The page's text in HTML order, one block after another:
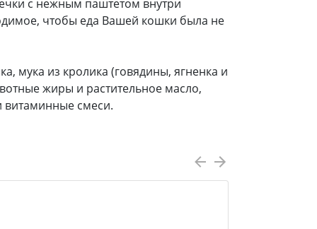
с нежным паштетом внутри
чтобы еда Вашей кошки была не
мука из кролика (говядины, ягненка и
жиры и растительное масло,
смеси.